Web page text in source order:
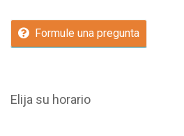
Formule una pregunta
Elija su horario